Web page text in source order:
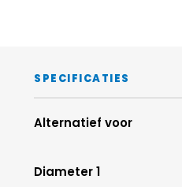
SPECIFICATIES
Alternatief voor
Diameter 1